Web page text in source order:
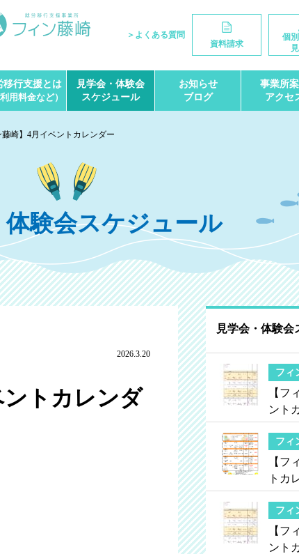
＞よくある質問
資料請求
個
移行支援とは
利用料金など）
見学会・体験会
スケジュール
お知らせ
ブログ
事業所
アクセ
藤崎】4月イベントカレンダー
体験会スケジュール
2026.3.20
ントカレンダ
見学会・体験会
フィ
【フ
ント
フィ
【フ
トカ
フィ
【フ
ント